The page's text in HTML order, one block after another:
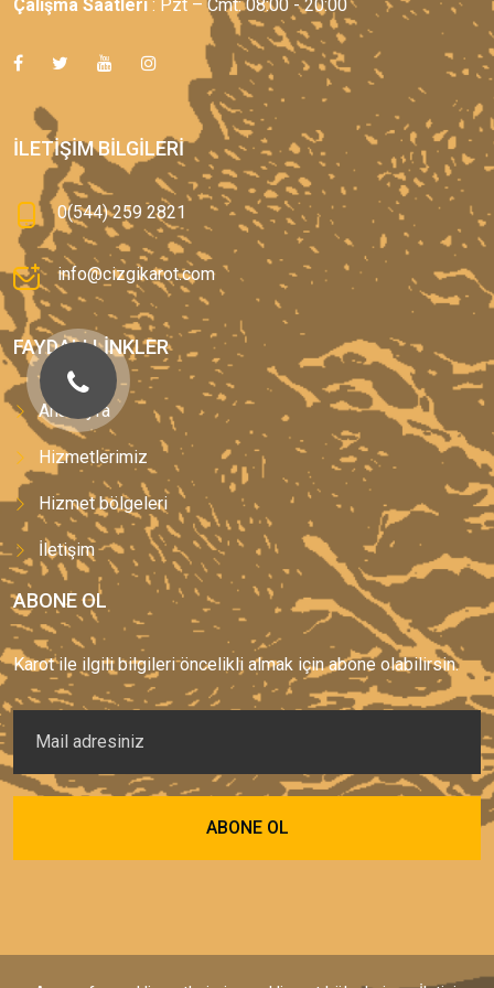
Çalışma Saatleri : Pzt – Cmt: 08:00 - 20:00
İLETIŞIM BILGILERI
0(544) 259 2821
info@cizgikarot.com
FAYDALI LINKLER
Anasayfa
Hizmetlerimiz
Hizmet bölgeleri
İletişim
ABONE OL
Karot ile ilgili bilgileri öncelikli almak için abone olabilirsin.